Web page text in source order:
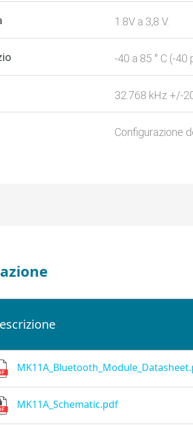
1.8V a 3,8 V.
-40 a 85 ° C (-
32.768 kHz +/-
Configurazione
MK11A_Schematic.pdf